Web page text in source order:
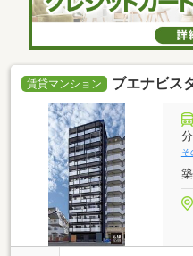
賃貸マンション ブエナビス
分
そ